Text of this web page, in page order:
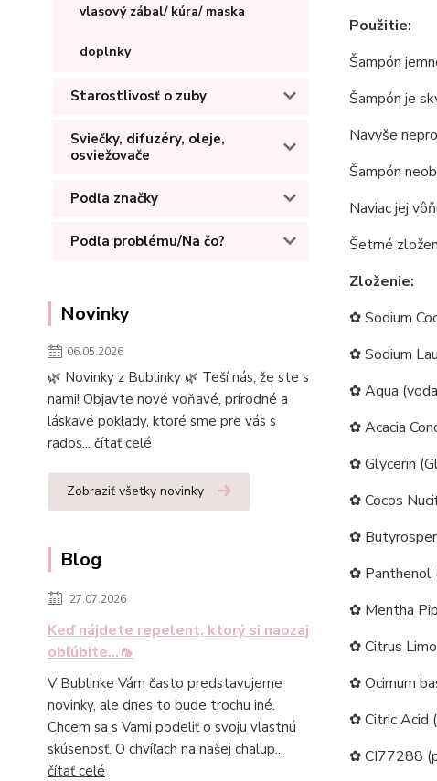
vlasový zábal/ kúra/ maska
doplnky
Starostlivosť o zuby
Sviečky, difuzéry, oleje,
osviežovače
Podľa značky
Podľa problému/Na čo?
Novinky
06.05.2026
🌿 Novinky z Bublinky 🌿 Teší nás, že ste s
nami! Objavte nové voňavé, prírodné a
láskavé poklady, ktoré sme pre vás s
rados... čítať celé
Zobraziť všetky novinky
Blog
27.07.2026
Keď nájdete repelent, ktorý si naozaj
obľúbite...🦟
V Bublinke Vám často predstavujeme
novinky, ale dnes to bude trochu iné.
Chcem sa s Vami podeliť o svoju vlastnú
skúsenosť. O chvíľach na našej chalup...
čítať celé
Použitie:
Šampón
Šampón je
Navyše
Šampón
Naviac jej
Šetrné
Zloženie:
✿ Sodium
✿ Sodium
✿ Aqua
✿ Acacia
✿ Glycerin
✿ Cocos
✿
✿ Panthenol
✿ Mentha
✿ Citrus
✿ Ocimum
✿ Citric Acid
✿ CI77288